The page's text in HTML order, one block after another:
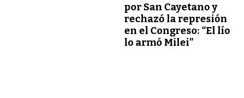
por San Cayetano y
rechazó la represión
en el Congreso: “El lío
lo armó Milei”